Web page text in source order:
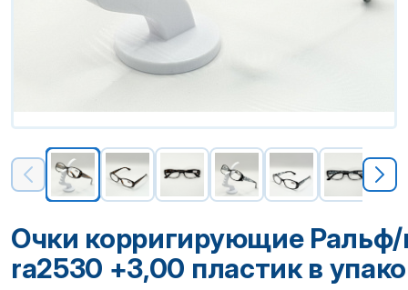
Очки корригирующие
ra2530 +3,00 пластик в